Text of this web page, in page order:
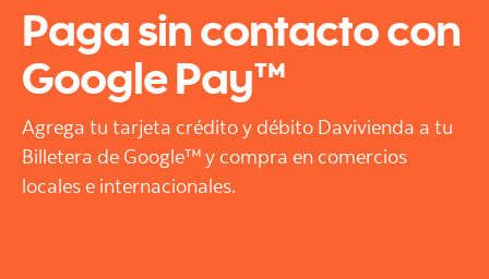
Paga sin contacto con
Google Pay™
Agrega tu tarjeta crédito y débito Davivienda a tu
Billetera de Google™ y compra en comercios
locales e internacionales.